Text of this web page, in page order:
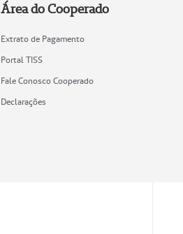
Área do Cooperado
Extrato de Pagamento
Portal TISS
Fale Conosco Cooperado
Declarações